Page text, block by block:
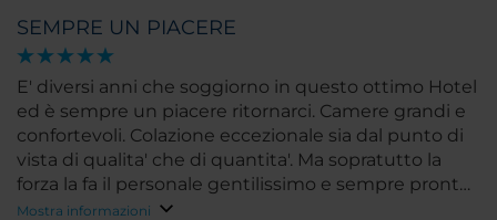
SEMPRE UN PIACERE
E' diversi anni che soggiorno in questo ottimo Hotel
ed è sempre un piacere ritornarci. Camere grandi e
confortevoli. Colazione eccezionale sia dal punto di
vista di qualita' che di quantita'. Ma sopratutto la
forza la fa il personale gentilissimo e sempre pronto
a risolvere i problemi. In questa occasione un
Mostra informazioni